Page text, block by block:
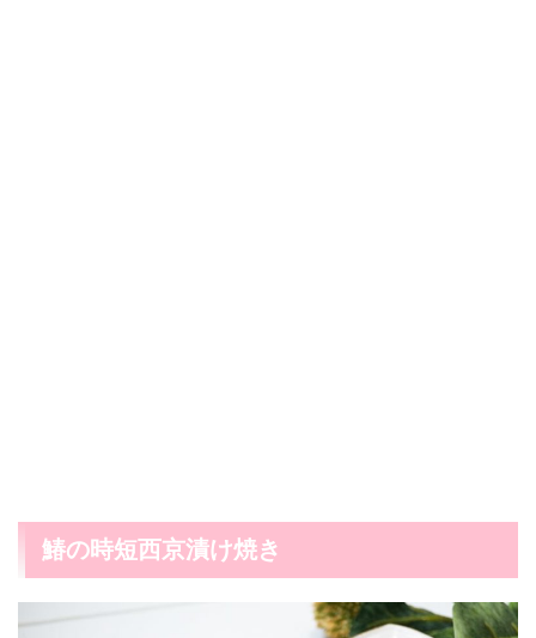
鰆の時短西京漬け焼き